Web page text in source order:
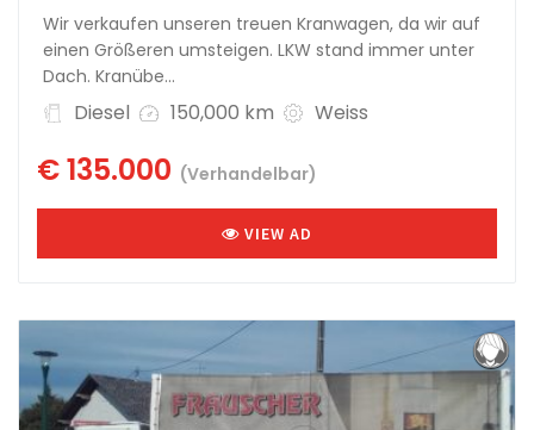
Wir verkaufen unseren treuen Kranwagen, da wir auf
einen Größeren umsteigen. LKW stand immer unter
Dach. Kranübe...
Diesel 150,000 km Weiss
€ 135.000 (Verhandelbar)
VIEW AD